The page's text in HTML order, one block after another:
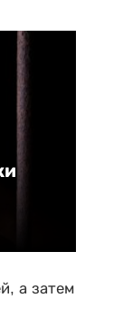
а затем